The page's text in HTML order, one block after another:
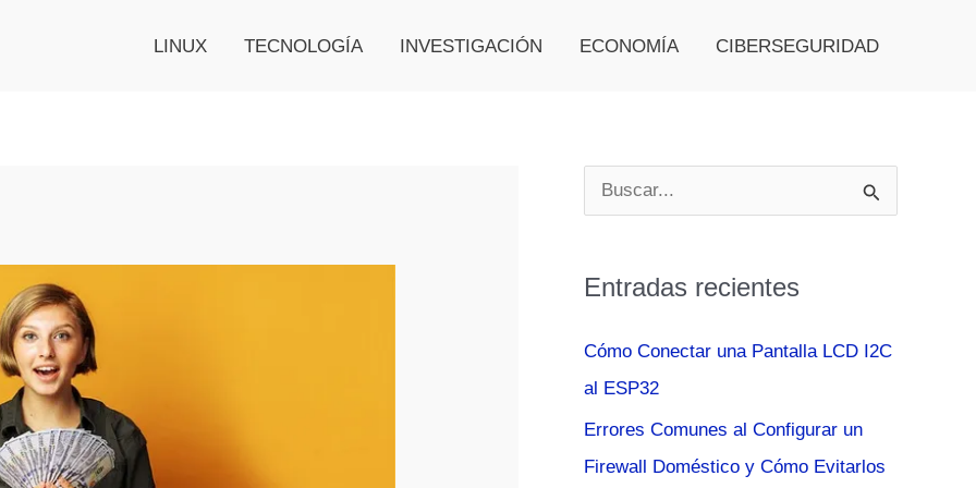
LINUX TECNOLOGÍA INVESTIGACIÓN ECONOMÍA CIBERSEGURIDAD
u
c
o
r
Entradas recientes
Cómo Conectar una Pantalla LCD I2C
al ESP32
Errores Comunes al Configurar un
Firewall Doméstico y Cómo Evitarlos